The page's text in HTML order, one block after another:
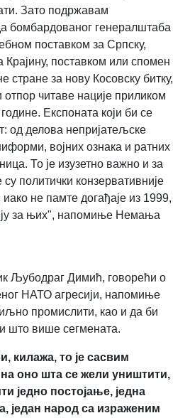
Зато подржавам
бомбардованог генералштаба
поставком за Српску,
поставком или спомен
стране за нову Косовску битку,
отпор читаве нације приликом
Експоната који би се
од делова непријатељске
војних ознака и ратних
То је изузетно важно и за
су политички конзервативније
иако не памте догађаје из 1999,
за њих", напомиње Немања
Љубодраг Димић, говорећи о
НАТО агресији, напомиње
промислити, као и да би
што више сегмената.
килажа, то је сасвим
оно шта се жели уништити,
једно постојање, једна
један народ са израженим